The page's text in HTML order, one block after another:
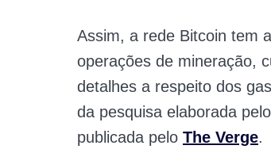
Assim, a rede Bitcoin tem
operações de mineração,
detalhes a respeito dos
da pesquisa elaborada
publicada pelo The Verge.